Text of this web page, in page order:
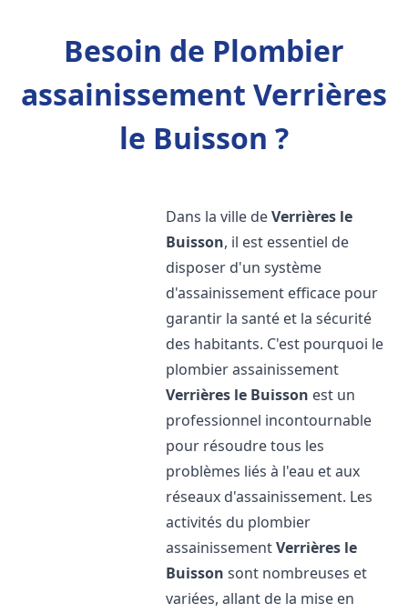
Besoin de Plombier
assainissement Verrières
le Buisson ?
Dans la ville deVerrières le
Buisson, il est essentiel de
disposer d'un système
d'assainissement efficace pour
garantir la santé et la sécurité
des habitants. C'est pourquoi le
plombier assainissement
Verrières le Buisson est un
professionnel incontournable
pour résoudre tous les
problèmes liés à l'eau et aux
réseaux d'assainissement. Les
activités du plombier
assainissementVerrières le
Buisson sont nombreuses et
variées, allant de la mise en